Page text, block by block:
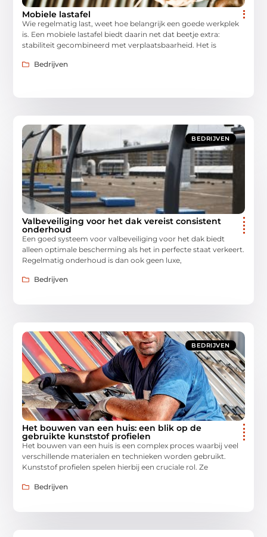
Mobiele lastafel
Wie regelmatig last, weet hoe belangrijk een goede werkplek
is. Een mobiele lastafel biedt daarin net dat beetje extra:
stabiliteit gecombineerd met verplaatsbaarheid. Het is
Bedrijven
BEDRIJVEN
Valbeveiliging voor het dak vereist consistent
onderhoud
Een goed systeem voor valbeveiliging voor het dak biedt
alleen optimale bescherming als het in perfecte staat verkeert.
Regelmatig onderhoud is dan ook geen luxe,
Bedrijven
BEDRIJVEN
Het bouwen van een huis: een blik op de
gebruikte kunststof profielen
Het bouwen van een huis is een complex proces waarbij veel
verschillende materialen en technieken worden gebruikt.
Kunststof profielen spelen hierbij een cruciale rol. Ze
Bedrijven